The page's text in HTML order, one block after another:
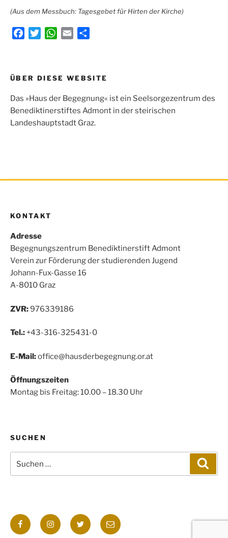
(Aus dem Messbuch: Tagesgebet für Hirten der Kirche)
b
k
t
r
W
s
l
e
Beitragsnavigation
ÜBER DIESE WEBSITE
Das »Haus der Begegnung« ist ein Seelsorgezentrum des
Benediktinerstiftes Admont in der steirischen
Landeshauptstadt Graz.
KONTAKT
Adresse
Begegnungszentrum Benediktinerstift Admont
Verein zur Förderung der studierenden Jugend
Johann-Fux-Gasse 16
A-8010 Graz
ZVR:976339186
Tel.: +43-316-325431-0
E-Mail:office@hausderbegegnung.or.at
Öffnungszeiten
Montag bis Freitag: 10.00 – 18.30 Uhr
SUCHEN
nach:
FacebookInstagramTwitter E-
Mail